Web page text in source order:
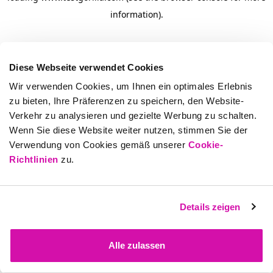
Diese Webseite verwendet Cookies
Wir verwenden Cookies, um Ihnen ein optimales Erlebnis
zu bieten, Ihre Präferenzen zu speichern, den Website-
Verkehr zu analysieren und gezielte Werbung zu schalten.
Wenn Sie diese Website weiter nutzen, stimmen Sie der
Verwendung von Cookies gemäß unserer Cookie-
Richtlinien zu.
Details zeigen
Alle zulassen
information).